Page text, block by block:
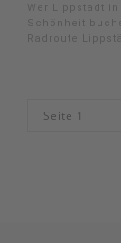
Wer Lippstadt
Schönheit
Radroute